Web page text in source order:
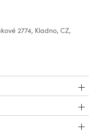
2774, Kladno, CZ,